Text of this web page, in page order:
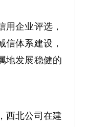
用企业评选，
体系建设，
地发展稳健的
西北公司在建